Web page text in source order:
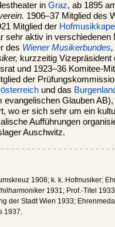
in Graz, ab 1895
1906–37 Mitglied des
Mitglied der
sehr aktiv in
des Wiener Musikerbundes,
kurzzeitig
und 1923–36 Komitee-
der
und das
Glauben
wo er sich sehr um ein
Aufführungen
Auschwitz.
1908; k. k. Hofmusiker;
1931; Prof.-Titel
der Stadt Wien 1933;
1937.